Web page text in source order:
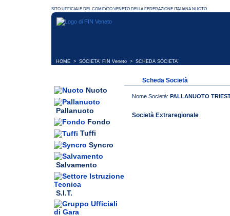
HOME > SOCIETA' FIN Veneto > SCHEDA SOCIETA'
Nuoto
Pallanuoto
Fondo
Tuffi
Syncro
Salvamento
S.I.T.
Scheda Società
Nome Società: PALLANUOTO
Società Extraregionale